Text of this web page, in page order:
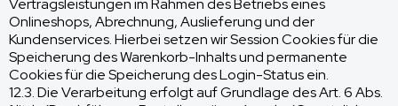
Vertragsleistungen im Rahmen des Betriebs eines
Onlineshops, Abrechnung, Auslieferung und der
Kundenservices. Hierbei setzen wir Session Cookies für die
Speicherung des Warenkorb-Inhalts und permanente
Cookies für die Speicherung des Login-Status ein.
12.3. Die Verarbeitung erfolgt auf Grundlage des Art. 6 Abs.